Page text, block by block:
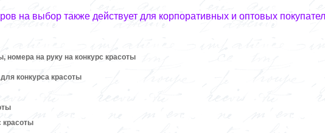
на выбор также действует для корпоративных и оптовых
на руку на конкурс красоты
конкурса красоты
красоты